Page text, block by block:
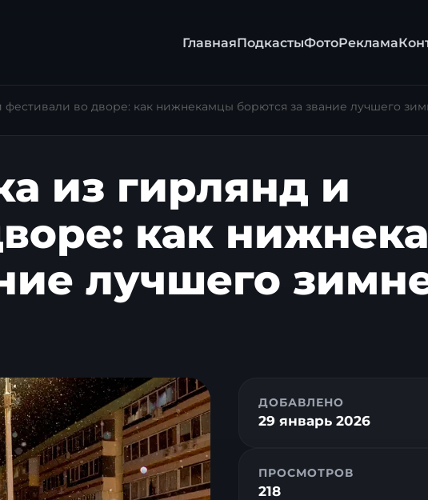
ГлавнаяПодкастыФотоРеклама
фестивали во дворе: как нижнекамцы борются за звание лучшего
из гирлянд и
как
лучшего
ДОБАВЛЕНО
29 январь 2026
ПРОСМОТРОВ
218